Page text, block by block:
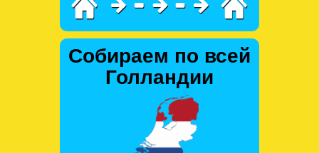
Собираем по всей
Голландии